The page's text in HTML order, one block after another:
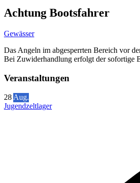
Achtung Bootsfahrer
Gewässer
Das Angeln im abgesperrten Bereich vor
Bei Zuwiderhandlung erfolgt der sofortige
Veranstaltungen
28 Aug.
Jugendzeltlager